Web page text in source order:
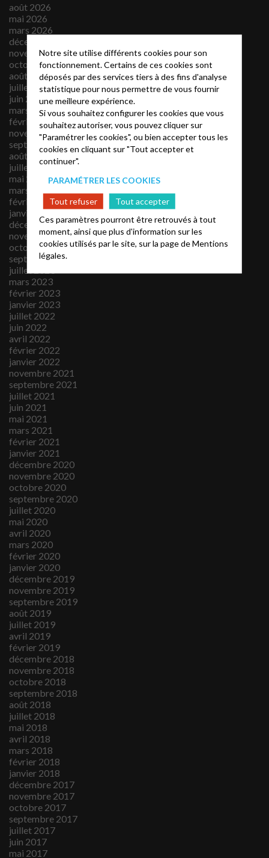
août 2026
mai 2026
mars 2026
décembre 2025
novembre 2025
octobre 2025
août 2025
juillet 2025
juin 2025
mars 2025
février 2025
novembre 2024
septembre 2024
août 2024
juillet 2024
mai 2024
mars 2024
février 2024
janvier 2024
décembre 2023
novembre 2023
octobre 2023
septembre 2023
juillet 2023
mars 2023
février 2023
janvier 2023
juillet 2022
juin 2022
avril 2022
février 2022
janvier 2022
novembre 2021
septembre 2021
juillet 2021
juin 2021
mai 2021
mars 2021
février 2021
janvier 2021
décembre 2020
novembre 2020
octobre 2020
septembre 2020
juillet 2020
mai 2020
avril 2020
mars 2020
février 2020
janvier 2020
décembre 2019
novembre 2019
septembre 2019
août 2019
juillet 2019
avril 2019
février 2019
décembre 2018
novembre 2018
octobre 2018
septembre 2018
août 2018
juillet 2018
mai 2018
avril 2018
mars 2018
février 2018
janvier 2018
décembre 2017
novembre 2017
octobre 2017
septembre 2017
juillet 2017
juin 2017
mai 2017
Notre site utilise différents cookies pour son
fonctionnement. Certains de ces cookies sont
déposés par des services tiers à des fins d'analyse
statistique pour nous permettre de vous fournir
une meilleure expérience.
Si vous souhaitez configurer les cookies que vous
souhaitez autoriser, vous pouvez cliquer sur
"Paramétrer les cookies", ou bien accepter tous les
cookies en cliquant sur "Tout accepter et
continuer".
PARAMÉTRER LES COOKIES
Tout refuser
Tout accepter
Ces paramètres pourront être retrouvés à tout
moment, ainsi que plus d'information sur les
cookies utilisés par le site, sur la page deMentions
légales.